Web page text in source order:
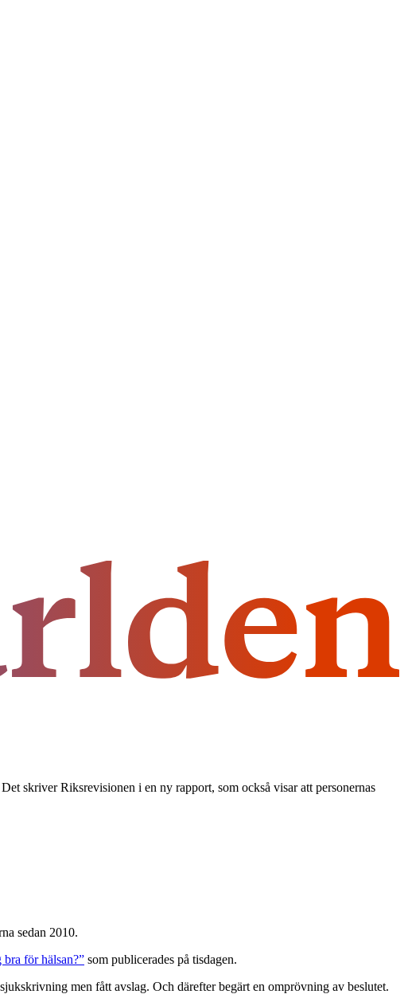
skriver Riksrevisionen i en ny rapport, som också visar att personernas
sedan 2010.
för hälsan?” som publicerades på tisdagen.
men fått avslag. Och därefter begärt en omprövning av beslutet.